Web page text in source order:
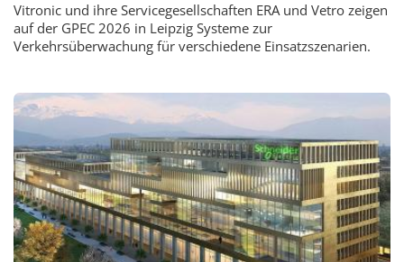
Vitronic und ihre Servicegesellschaften ERA und Vetro zeigen
auf der GPEC 2026 in Leipzig Systeme zur
Verkehrsüberwachung für verschiedene Einsatzszenarien.